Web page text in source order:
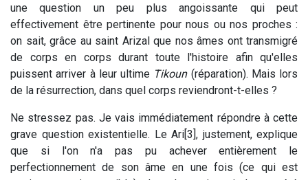
une question un peu plus angoissante qui peut
effectivement être pertinente pour nous ou nos proches :
on sait, grâce au saint Arizal que nos âmes ont transmigré
de corps en corps durant toute l'histoire afin qu'elles
puissent arriver à leur ultime Tikoun(réparation). Mais lors
de la résurrection, dans quel corps reviendront-t-elles ?
Ne stressez pas. Je vais immédiatement répondre à cette
grave question existentielle. Le Ari[3], justement, explique
que si l'on n'a pas pu achever entièrement le
perfectionnement de son âme en une fois (ce qui est